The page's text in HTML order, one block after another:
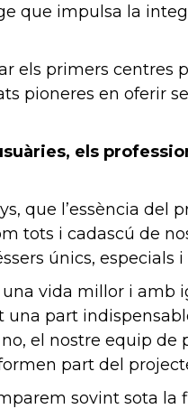
que impulsa la
els primers centres
pioneres en oferir
els
que l’essència del
tots i cadascú de
únics, especials i
vida millor i amb
part
el nostre equip
part del
sovint sota